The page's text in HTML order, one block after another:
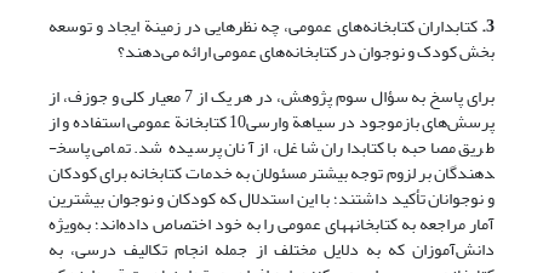
3. کتابداران کتابخانه‌های عمومی، چه نظرهایی در زمینة ایجاد و توسعه
بخش کودک و نوجوان در کتابخانه‌های عمومی ارائه می‌دهند؟
برای پاسخ به سؤال سوم پژوهش، در هر یک از 7 معیار کلی و جوزف، از
پرسش‌های بازموجود در سیاهة وارسی10 کتابخانة عمومی استفاده و از
طریق مصاحبه با کتابداران شاغل، از آنان پرسیده شد. تمامی پاسخ­
دهندگان بر لزوم توجه بیشتر مسئولان به خدمات کتابخانه برای کودکان
و نوجوانان تأکید داشتند؛ با این استدلال که کودکان و نوجوان بیشترین
آمار مراجعه به کتابخانه‎های ‎عمومی را به خود اختصاص داده‌اند؛ به‌ویژه
دانش‌آموزان که به دلایل مختلف از جمله انجام تکالیف درسی، به